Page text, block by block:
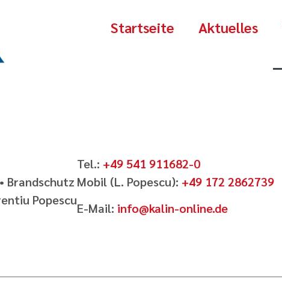
Startseite Aktuelles
Brandschutz
Popescu
Tel.: +49 541 911682-0
Mobil (L. Popescu): +49 172 2862739
E-Mail: info@kalin-online.de